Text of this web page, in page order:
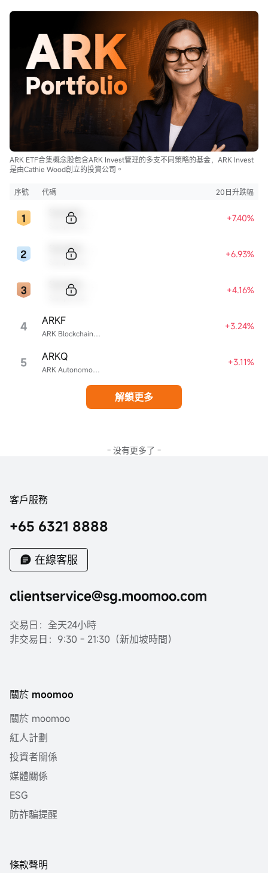
ARK ETF合集概念股包含ARK Invest管理的多支不同策略的基金，ARK Invest
是由Cathie Wood創立的投資公司。
序號 代碼 20日升跌幅
+7.40%
+6.93%
+4.16%
4 ARK Blockchain & Fintech Innovation ETF
ARKF +3.24%
5 ARK Autonomous Technology & Robotics ETF
ARKQ +3.11%
解鎖更多
- 没有更多了 -
客戶服務
+65 6321 8888
在線客服
clientservice@sg.moomoo.com
交易日：全天24小時
非交易日：9:30 - 21:30（新加坡時間）
關於 moomoo
關於 moomoo
紅人計劃
投資者關係
媒體關係
ESG
防詐騙提醒
條款聲明